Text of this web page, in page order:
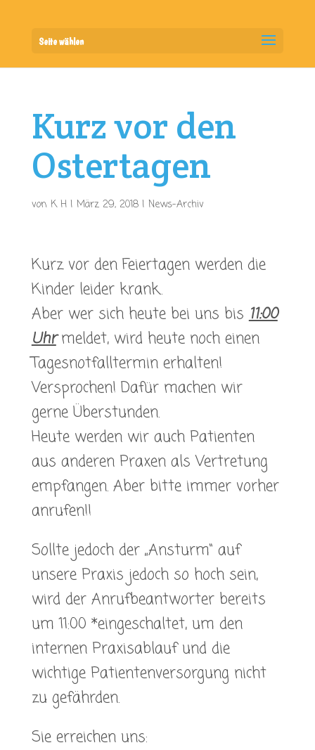
Seite wählen
Kurz vor den
Ostertagen
von K H| März 29, 2018| News-Archiv
Kurz vor den Feiertagen werden die
Kinder leider krank..
Aber wer sich heute bei uns bis11:00
Uhrmeldet, wird heute noch einen
Tagesnotfalltermin erhalten!
Versprochen! Dafür machen wir
gerne Überstunden.
Heute werden wir auch Patienten
aus anderen Praxen als Vertretung
empfangen. Aber bitte immer vorher
anrufen!!
Sollte jedoch der „Ansturm“ auf
unsere Praxis jedoch so hoch sein,
wird der Anrufbeantworter bereits
um 11:00 *eingeschaltet, um den
internen Praxisablauf und die
wichtige Patientenversorgung nicht
zu gefährden.
Sie erreichen uns: